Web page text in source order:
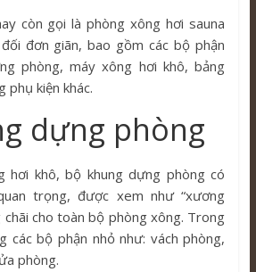
còn gọi là phòng xông hơi sauna
đơn giãn, bao gồm các bộ phận
phòng, máy xông hơi khô, bảng
phụ kiện khác.
dựng phòng
hơi khô, bộ khung dựng phòng có
trọng, được xem như “xương
cho toàn bộ phòng xông. Trong
các bộ phận nhỏ như: vách phòng,
phòng.